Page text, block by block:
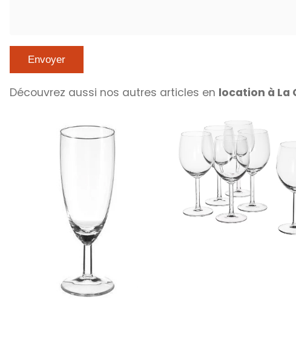
Découvrez aussi nos autres articles en location à La